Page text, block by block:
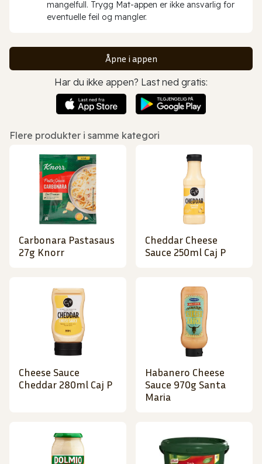
mangelfull. Trygg Mat-appen er ikke ansvarlig for
eventuelle feil og mangler.
Åpne i appen
Har du ikke appen? Last ned gratis:
Flere produkter i samme kategori
Carbonara Pastasaus
27g Knorr
Cheddar Cheese
Sauce 250ml Caj P
Cheese Sauce
Cheddar 280ml Caj P
Habanero Cheese
Sauce 970g Santa
Maria